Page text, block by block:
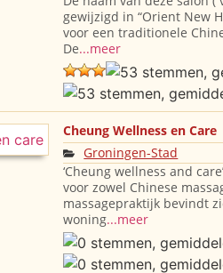
gewijzigd in “Orient New
voor een traditionele
De...meer
Cheung Wellness en Care
Groningen-Stad
‘Cheung wellness and
voor zowel Chinese
massagepraktijk bevindt
woning...meer